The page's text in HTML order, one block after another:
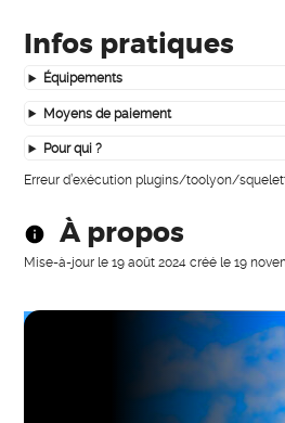
Infos pratiques
Équipements
Moyens de paiement
Pour qui ?
Erreur d’exécution plugins/toolyon/
À propos
Mise-à-jour le19 août 2024 créé le19